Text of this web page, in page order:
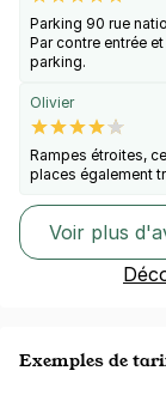
Parking 90 rue
Par contre entrée
parking.
Olivier
Rampes étroites,
places également
Voir plus
Exemples de